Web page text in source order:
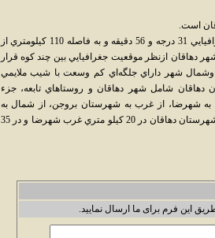
شهر دهاقان، در طول جغرافيايي 51 درجه و 39 دقيقه و عرض جغرافيايي 31 درجه و 56 دقيقه و به فاصله 110 کيلومتري از
آن از سطح دريا 2050 متر مي‌باشد. شهر دهاقان ازنظر موقعيت جغرافيايي بين چند کوه قرار
وشمال شهر داراي جلگه‌اي کم وسعت با شيب ملايمي
شامل شهر دهاقان و روستاهاي تابعه، جزء
شهرضا، از غرب به شهرستان بروجن، از شمال به
شهرستان مبارکه و از جنوب به شهرستان سميرم محدود مي‌شود. شهرستان دهاقان در 20 کيلو متري غرب شهرضا و در 35
این فرم برای ما ارسال نمایید.